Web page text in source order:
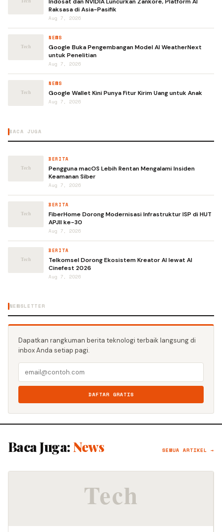
Raksasa di Asia-Pasifik
Aug 7, 2026
NEWS
Google Buka Pengembangan Model AI WeatherNext
untuk Penelitian
Aug 7, 2026
NEWS
Google Wallet Kini Punya Fitur Kirim Uang untuk Anak
Aug 7, 2026
BACA JUGA
BERITA
Pengguna macOS Lebih Rentan Mengalami Insiden
Keamanan Siber
Aug 7, 2026
BERITA
FiberHome Dorong Modernisasi Infrastruktur ISP di HUT
APJII ke-30
Aug 7, 2026
BERITA
Telkomsel Dorong Ekosistem Kreator AI lewat AI
Cinefest 2026
Aug 7, 2026
NEWSLETTER
Dapatkan rangkuman berita teknologi terbaik langsung di
inbox Anda setiap pagi.
DAFTAR GRATIS
Baca Juga: News SEMUA ARTIKEL →